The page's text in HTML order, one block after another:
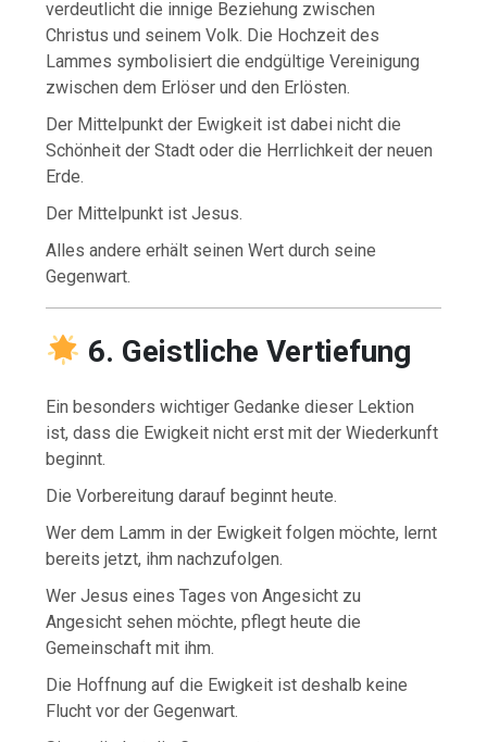
verdeutlicht die innige Beziehung zwischen
Christus und seinem Volk. Die Hochzeit des
Lammes symbolisiert die endgültige Vereinigung
zwischen dem Erlöser und den Erlösten.
Der Mittelpunkt der Ewigkeit ist dabei nicht die
Schönheit der Stadt oder die Herrlichkeit der neuen
Erde.
Der Mittelpunkt ist Jesus.
Alles andere erhält seinen Wert durch seine
Gegenwart.
6. Geistliche Vertiefung
Ein besonders wichtiger Gedanke dieser Lektion
ist, dass die Ewigkeit nicht erst mit der Wiederkunft
beginnt.
Die Vorbereitung darauf beginnt heute.
Wer dem Lamm in der Ewigkeit folgen möchte, lernt
bereits jetzt, ihm nachzufolgen.
Wer Jesus eines Tages von Angesicht zu
Angesicht sehen möchte, pflegt heute die
Gemeinschaft mit ihm.
Die Hoffnung auf die Ewigkeit ist deshalb keine
Flucht vor der Gegenwart.